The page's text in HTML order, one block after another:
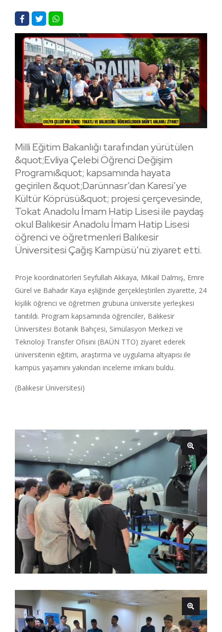
Milli Eğitim Bakanlığı tarafından yürütülen
&quot;Evliya Çelebi Öğrenci Değişim
Programı&quot; kapsamında hayata
geçirilen &quot;Darünnasr’dan Karesi’ye
Kültür Köprüsü&quot; projesi çerçevesinde,
Tokat Anadolu İmam Hatip Lisesi ile paydaş
okul Balıkesir Anadolu İmam Hatip Lisesi
öğrenci ve öğretmenleri Balıkesir
Üniversitesi Çağış Kampüsü’nü ziyaret etti.
Proje koordinatörleri Seyfullah Akkaya, Mikail Dalmış, Emre
Gürel ve Bahadır Kaya eşliğinde gerçekleştirilen ziyarette, 24
kişilik öğrenci ve öğretmen grubuna üniversite yerleşkesi
tanıtıldı. Program kapsamında öğrenciler, Balıkesir
Üniversitesi Botanik Bahçesi, Simülasyon Merkezi ve
Teknoloji Transfer Ofisini (BAÜN TTO) ziyaret ederek
üniversitenin eğitim, araştırma ve uygulama altyapısı ile
kampüs yaşamını yakından inceleme imkanı buldu.
(Balıkesir Üniversitesi)